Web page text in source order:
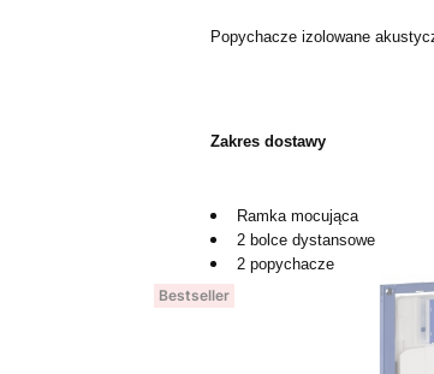
Popychacze izolowane
Zakres dostawy
Ramka mocująca
2 bolce dystansowe
2 popychacze
Bestseller